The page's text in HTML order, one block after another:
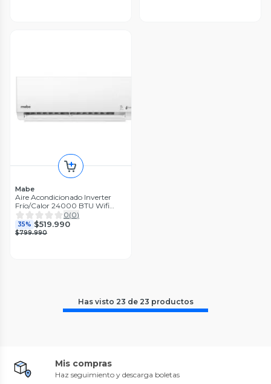
Mabe
Aire Acondicionado Inverter
Frío/Calor 24000 BTU Wifi
Blanco Mabe
MMI24HDBWCA32CH1
0(0)
35% $519.990
$799.990
Has visto 23 de 23 productos
Mis compras
Haz seguimiento y descarga boletas